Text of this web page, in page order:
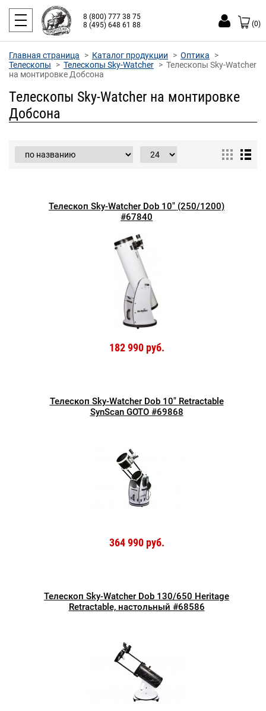
8 (800) 777 38 75
8 (495) 648 61 88
(0)
Главная страница Каталог продукции
Оптика
Телескопы
Телескопы Sky-Watcher
Телескопы Sky-Watcher
на монтировке Добсона
Телескопы Sky-Watcher на монтировке
Добсона
Телескоп Sky-Watcher Dob 10" (250/1200)
#67840
182 990 руб.
Телескоп Sky-Watcher Dob 10" Retractable
SynScan GOTO #69868
364 990 руб.
Телескоп Sky-Watcher Dob 130/650 Heritage
Retractable, настольный #68586